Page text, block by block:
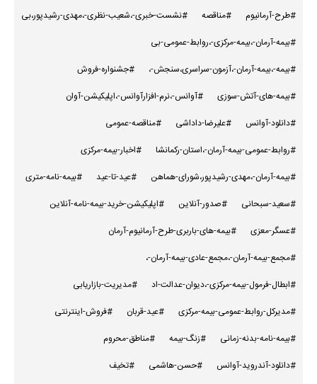
#طرح-آرمانیوم #مناقصه
#نشست-خبری-،شعیب-نظری-،مهدی-رشیدپور،بی
#بیمه-آرمان-،بیمه-مرکزی-،روابط-عمومی-بی
#بیمه-،بیمه-آرمان-،آزمون-سراسری،سنجش-،
#جشنواره-فروش
#بیمه-های-آتش-سوزی
#آوانس-،نرم-افزارآوانس-،اپلیکیشن-آوان
#دانلود-آوانس
#علیرضا-داداشی
#مناقصه-عمومی
#روابط-عمومی-بیمه-آرمان-،استان-رکمانشا
#اخبار-بیمه-مرکزی
#بیمه-آرمان-،مهدی-رشیدپور،شورای-هماهن
#عید-تا-عید
#بیمه-نامه-متری
#سعید-سبحانی
#صدور-آنلاین
#اپلیکیشن-خرید-بیمه-نامه-آنلاین
#عسگر-معزی
#بیمه-های-باربری-طرح-آرمانیوم-آرمان
#مجمع-بیمه-آرمان-،مجمع-عادی-بیمه-آرمان-،
#ابطال-فرمول-بیمه-مرکزی-،دیوان-عدالت-اد
#مدیریت-بازاریابی
#مدیرکل-روابط-عمومی-بیمه-مرکزی
#عید-قربان
#فروش-اینترنتی
#بیمه-نامه-بدنه-زمانی
#زنگ-بیمه
#مناطق-محروم
#دانلود-آندروید-آوانس
#حسن-هاشمی
#تخیف